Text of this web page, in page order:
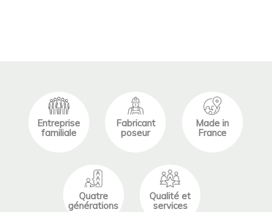
Entreprise
familiale
Fabricant
poseur
Made in
France
Quatre
générations
Qualité et
services